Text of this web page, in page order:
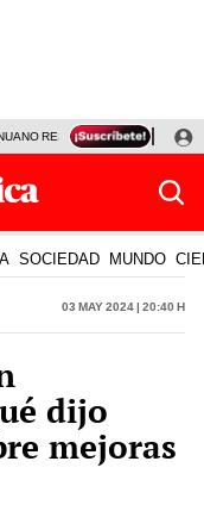
RESULTADOS HOY
SOCIEDAD MUNDO
03 May 2024 | 20:40 h
dijo
mejoras